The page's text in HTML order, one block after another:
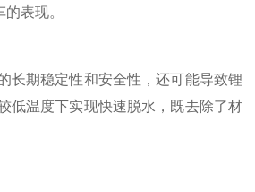
表现。
期稳定性和安全性，还可能导致锂
低温度下实现快速脱水，既去除了材